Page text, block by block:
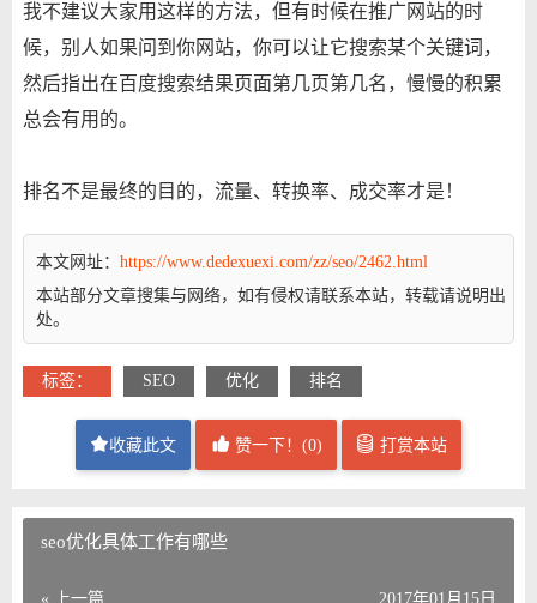
我不建议大家用这样的方法，但有时候在推广网站的时
候，别人如果问到你网站，你可以让它搜索某个关键词，
然后指出在百度搜索结果页面第几页第几名，慢慢的积累
总会有用的。
排名不是最终的目的，流量、转换率、成交率才是！
本文网址： https://www.dedexuexi.com/zz/seo/2462.html
本站部分文章搜集与网络，如有侵权请联系本站，转载请说明出
处。
标签： SEO 优化 排名
收藏此文 赞一下！(0) 打赏本站
seo优化具体工作有哪些
« 上一篇 2017年01月15日